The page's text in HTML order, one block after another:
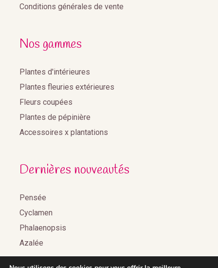
Conditions générales de vente
Nos gammes
Plantes d'intérieures
Plantes fleuries extérieures
Fleurs coupées
Plantes de pépinière
Accessoires x plantations
Dernières nouveautés
Pensée
Cyclamen
Phalaenopsis
Azalée